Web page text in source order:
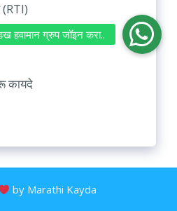
(RTI)
कायदे
by Marathi Kayda